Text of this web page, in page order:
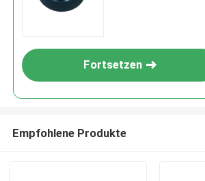
Fortsetzen
Empfohlene Produkte